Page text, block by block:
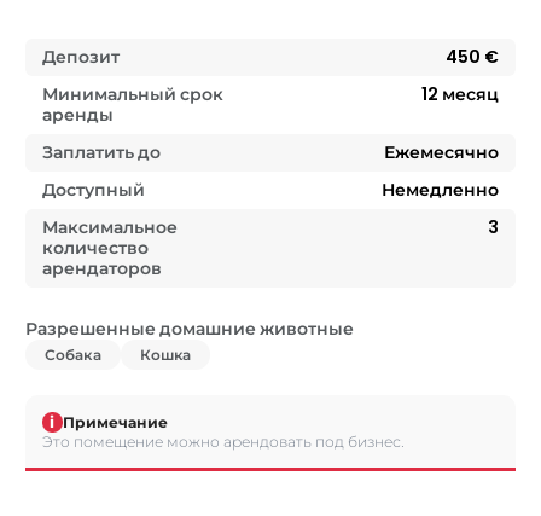
Депозит
450 €
Минимальный срок
аренды
12 месяц
Заплатить до
Ежемесячно
Доступный
Немедленно
Максимальное
количество
арендаторов
3
Разрешенные домашние животные
Собака Кошка
i Примечание
Это помещение можно арендовать под бизнес.